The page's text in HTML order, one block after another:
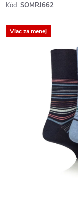
Kód: SOMRJ662
Viac za menej